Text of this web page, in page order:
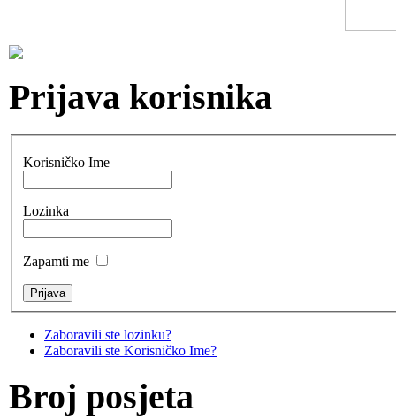
Prijava korisnika
Korisničko Ime
Lozinka
Zapamti me
Zaboravili ste lozinku?
Zaboravili ste Korisničko Ime?
Broj posjeta